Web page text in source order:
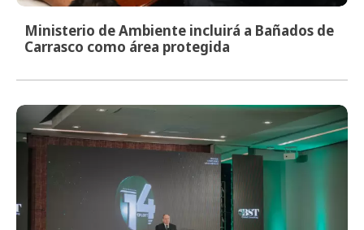
Ministerio de Ambiente incluirá a Bañados de
Carrasco como área protegida